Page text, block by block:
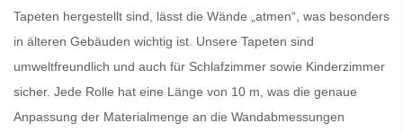
Tapeten hergestellt sind, lässt die Wände „atmen“, was besonders
in älteren Gebäuden wichtig ist. Unsere Tapeten sind
umweltfreundlich und auch für Schlafzimmer sowie Kinderzimmer
sicher. Jede Rolle hat eine Länge von 10 m, was die genaue
Anpassung der Materialmenge an die Wandabmessungen